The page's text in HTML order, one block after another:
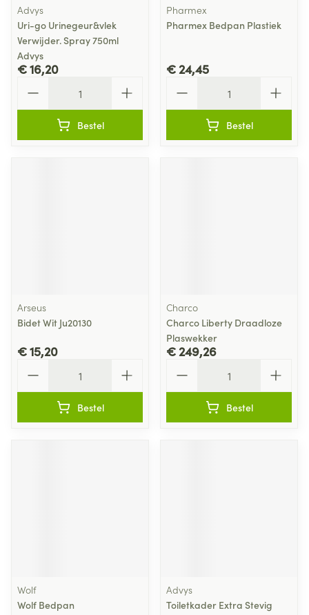
Advys
Uri-go Urinegeur&vlek
Verwijder. Spray 750ml
Advys
€ 16,20
Bestel
Pharmex
Pharmex Bedpan Plastiek
€ 24,45
Bestel
Arseus
Bidet Wit Ju20130
€ 15,20
Bestel
Charco
Charco Liberty Draadloze
Plaswekker
€ 249,26
Bestel
Wolf
Wolf Bedpan
Advys
Toiletkader Extra Stevig